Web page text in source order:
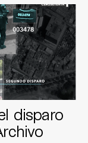
disparo